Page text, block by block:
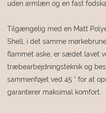
uden armlæn og en fast
Tilgængelig med en Matt
Shell, i det samme
flammet aske, er sædet lavet
træbearbejdningsteknik og
sammenføjet ved 45 ° for at
garanterer maksimal komfort.